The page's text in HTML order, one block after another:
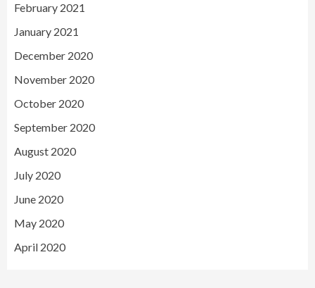
February 2021
January 2021
December 2020
November 2020
October 2020
September 2020
August 2020
July 2020
June 2020
May 2020
April 2020